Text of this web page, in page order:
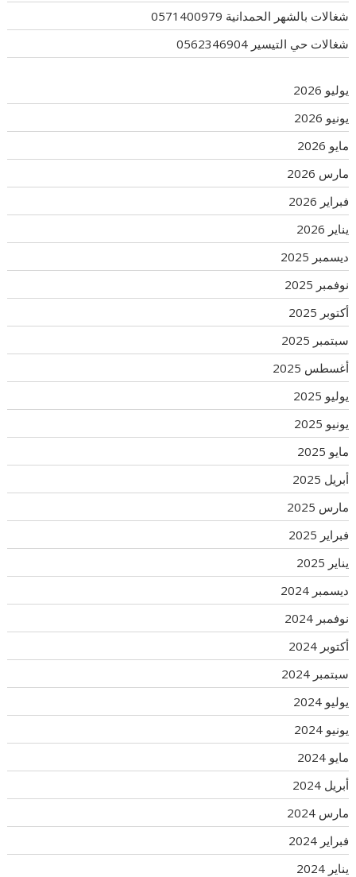
شغالات بالشهر الحمدانية 0571400979
شغالات حي التيسير 0562346904
يوليو 2026
يونيو 2026
مايو 2026
مارس 2026
فبراير 2026
يناير 2026
ديسمبر 2025
نوفمبر 2025
أكتوبر 2025
سبتمبر 2025
أغسطس 2025
يوليو 2025
يونيو 2025
مايو 2025
أبريل 2025
مارس 2025
فبراير 2025
يناير 2025
ديسمبر 2024
نوفمبر 2024
أكتوبر 2024
سبتمبر 2024
يوليو 2024
يونيو 2024
مايو 2024
أبريل 2024
مارس 2024
فبراير 2024
يناير 2024